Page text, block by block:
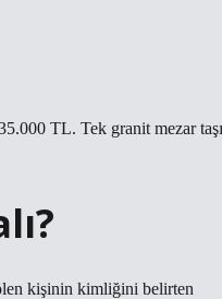
TL. Tek granit mezar taşı
ölen kişinin kimliğini belirten